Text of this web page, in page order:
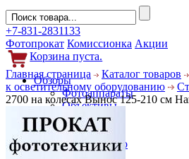
+7-831-2831133
Фотопрокат Комиссионка Акции
Корзина пуста.
Обзоры
Фотоаппараты
Объективы
Фильтры
Новости
Фото и видео
Главная страница Каталог товаров
к осветительному оборудованию
2700 на колесах Вынос 125-210 см